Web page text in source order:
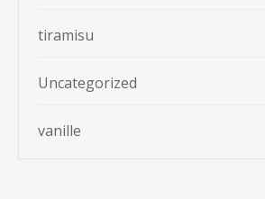
tiramisu
Uncategorized
vanille